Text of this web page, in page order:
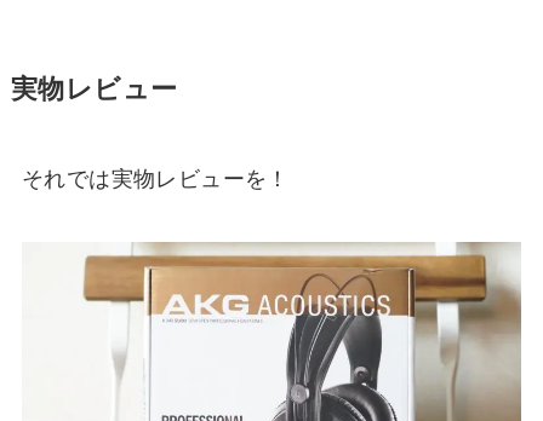
実物レビュー
それでは実物レビューを！